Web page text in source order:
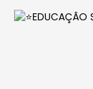
EDUCAÇÃO